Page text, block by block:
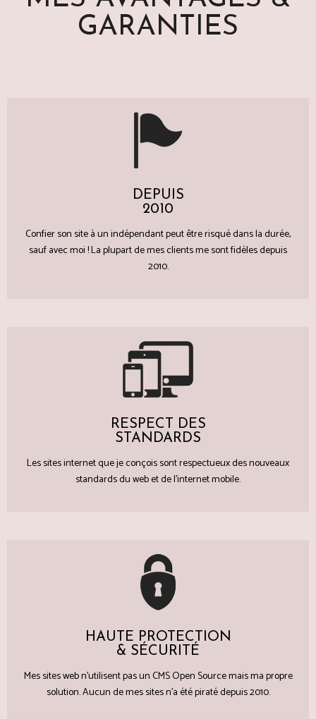
GARANTIES
DEPUIS
2010
Confier son site à un indépendant peut être risqué dans la durée,
sauf avec moi ! La plupart de mes clients me sont fidèles depuis
2010.
RESPECT DES
STANDARDS
Les sites internet que je conçois sont respectueux des nouveaux
standards du web et de l'internet mobile.
HAUTE PROTECTION
& SÉCURITÉ
Mes sites web n'utilisent pas un CMS Open Source mais ma propre
solution. Aucun de mes sites n'a été piraté depuis 2010.